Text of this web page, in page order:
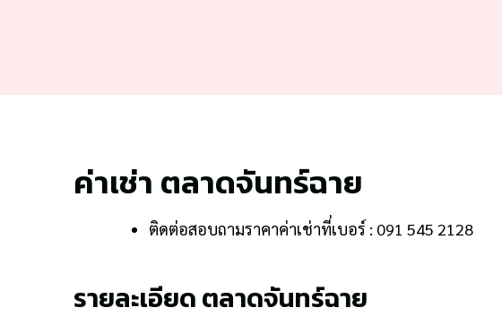
ค่าเช่า ตลาดจันทร์ฉาย
ติดต่อสอบถามราคาค่าเช่าที่เบอร์ : 091 545 2128
รายละเอียด ตลาดจันทร์ฉาย